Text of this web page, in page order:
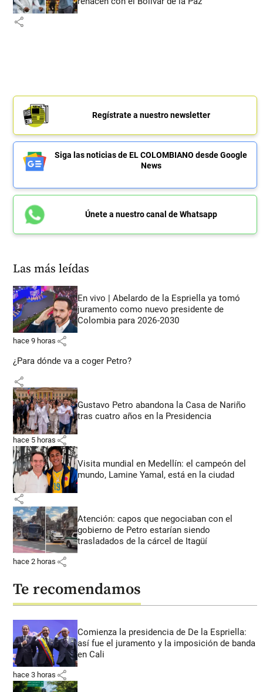
share
Regístrate a nuestro newsletter
Siga las noticias de EL COLOMBIANO desde Google
News
Únete a nuestro canal de Whatsapp
Las más leídas
En vivo | Abelardo de la Espriella ya tomó
juramento como nuevo presidente de
Colombia para 2026-2030
hace 9 horas share
¿Para dónde va a coger Petro?
share
Gustavo Petro abandona la Casa de Nariño
tras cuatro años en la Presidencia
hace 5 horas share
Visita mundial en Medellín: el campeón del
mundo, Lamine Yamal, está en la ciudad
share
Atención: capos que negociaban con el
gobierno de Petro estarían siendo
trasladados de la cárcel de Itagüí
hace 2 horas share
Te recomendamos
Comienza la presidencia de De la Espriella:
así fue el juramento y la imposición de banda
en Cali
hace 3 horas share